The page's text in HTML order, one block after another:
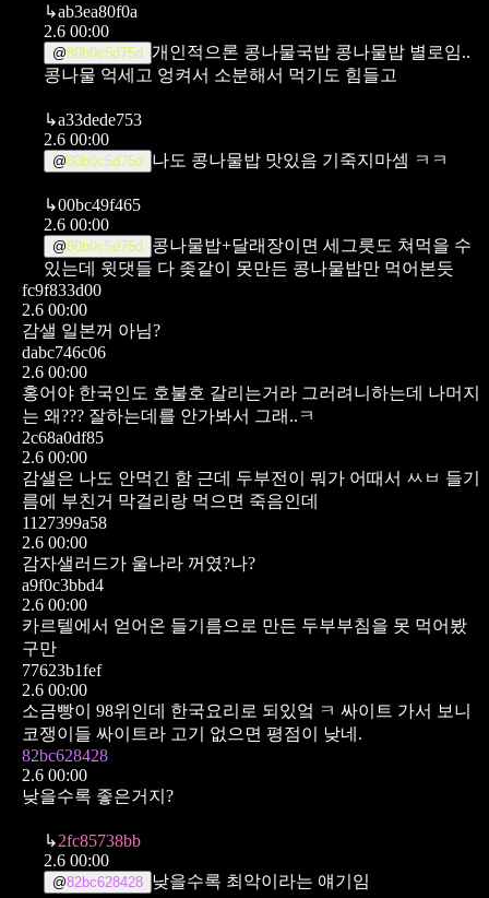
↳ab3ea80f0a
2.6 00:00
@80b0c5d75d 개인적으론 콩나물국밥 콩나물밥 별로임..
콩나물 억세고 엉켜서 소분해서 먹기도 힘들고
↳a33dede753
2.6 00:00
@80b0c5d75d 나도 콩나물밥 맛있음 기죽지마셈 ㅋㅋ
↳00bc49f465
2.6 00:00
@80b0c5d75d
콩나물밥+달래장이면 세그릇도 쳐먹을 수
있는데 윗댓들 다 좆같이 못만든 콩나물밥만 먹어본듯
fc9f833d00
2.6 00:00
감샐 일본꺼 아님?
dabc746c06
2.6 00:00
홍어야 한국인도 호불호 갈리는거라 그러려니하는데 나머지
는 왜??? 잘하는데를 안가봐서 그래..ㅋ
2c68a0df85
2.6 00:00
감샐은 나도 안먹긴 함 근데 두부전이 뭐가 어때서 ㅆㅂ 들기
름에 부친거 막걸리랑 먹으면 죽음인데
1127399a58
2.6 00:00
감자샐러드가 울나라 꺼였?나?
a9f0c3bbd4
2.6 00:00
카르텔에서 얻어온 들기름으로 만든 두부부침을 못 먹어봤
구만
77623b1fef
2.6 00:00
소금빵이 98위인데 한국요리로 되있엌 ㅋ 싸이트 가서 보니
코쟁이들 싸이트라 고기 없으면 평점이 낮네.
82bc628428
2.6 00:00
낮을수록 좋은거지?
↳2fc85738bb
2.6 00:00
@82bc628428 낮을수록 최악이라는 얘기임